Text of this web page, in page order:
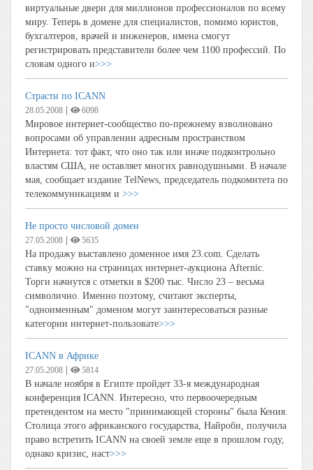
виртуальные двери для миллионов профессионалов по всему
миру. Теперь в домене для специалистов, помимо юристов,
бухгалтеров, врачей и инженеров, имена смогут
регистрировать представители более чем 1100 профессий. По
словам одного и>>>
Страсти по ICANN
28.05.2008 6098
Мировое интернет-сообщество по-прежнему взволновано
вопросами об управлении адресным пространством
Интернета: тот факт, что оно так или иначе подконтрольно
властям США, не оставляет многих равнодушными. В начале
мая, сообщает издание TelNews, председатель подкомитета по
телекоммуникациям и >>>
Не просто числовой домен
27.05.2008 5635
На продажу выставлено доменное имя 23.com. Сделать
ставку можно на страницах интернет-аукциона Afternic.
Торги начнутся с отметки в $200 тыс. Число 23 – весьма
символично. Именно поэтому, считают эксперты,
"одноименным" доменом могут заинтересоваться разные
категории интернет-пользовате>>>
ICANN в Африке
27.05.2008 5814
В начале ноября в Египте пройдет 33-я международная
конференция ICANN. Интересно, что первоочередным
претендентом на место "принимающей стороны" была Кения.
Столица этого африканского государства, Найроби, получила
право встретить ICANN на своей земле еще в прошлом году,
однако кризис, наст>>>